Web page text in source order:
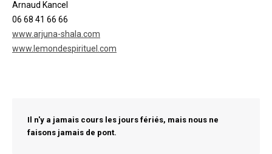
Arnaud Kancel
06 68 41 66 66
www.arjuna-shala.com
www.lemondespirituel.com
Il n'y a jamais cours les jours fériés, mais nous ne
faisons jamais de pont.